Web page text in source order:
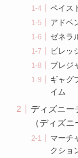
ペイス
アドベ
ゼネラ
ビレッ
プレジ
ギャグ
イム
ディズニー
（ディズニ
マーチ
クショ